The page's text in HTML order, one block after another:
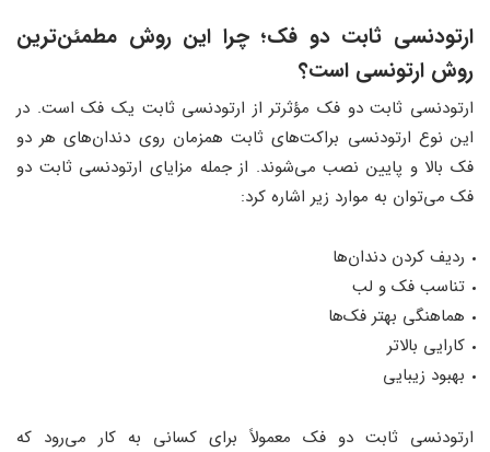
ارتودنسی ثابت دو فک؛ چرا این روش مطمئن‌ترین
روش ارتونسی است؟
ارتودنسی ثابت دو فک مؤثرتر از ارتودنسی ثابت یک فک است. در
این نوع ارتودنسی براکت‌های ثابت همزمان روی دندان‌های هر دو
فک بالا و پایین نصب می‌شوند. از جمله مزایای ارتودنسی ثابت دو
فک می‌توان به موارد زیر اشاره کرد:
ردیف کردن دندان‌ها
تناسب فک و لب
هماهنگی بهتر فک‌ها
کارایی بالاتر
بهبود زیبایی
ارتودنسی ثابت دو فک معمولاً برای کسانی به کار می‌رود که